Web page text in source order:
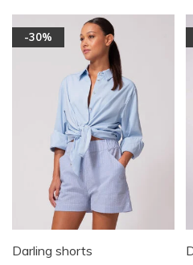
-30%
Darling shorts